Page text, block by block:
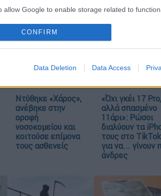
allow Google to enable storage related to
allow Google to enable storage related to
allow Google to enable storage related to security,
CONFIRM
Data Deletion Data Access
Ντύθηκε «Χάρος»,
ανέβηκε στην
οροφή
νοσοκομείου και
κοιτούσε επίμονα
τους ασθενείς
«Όχι γκέι 17 Pro,
αλλά σπασμένο
11άρι»: Ρώσοι
διαλύουν τα
τους στο TikTok
για να... γίνουν
άνδρες